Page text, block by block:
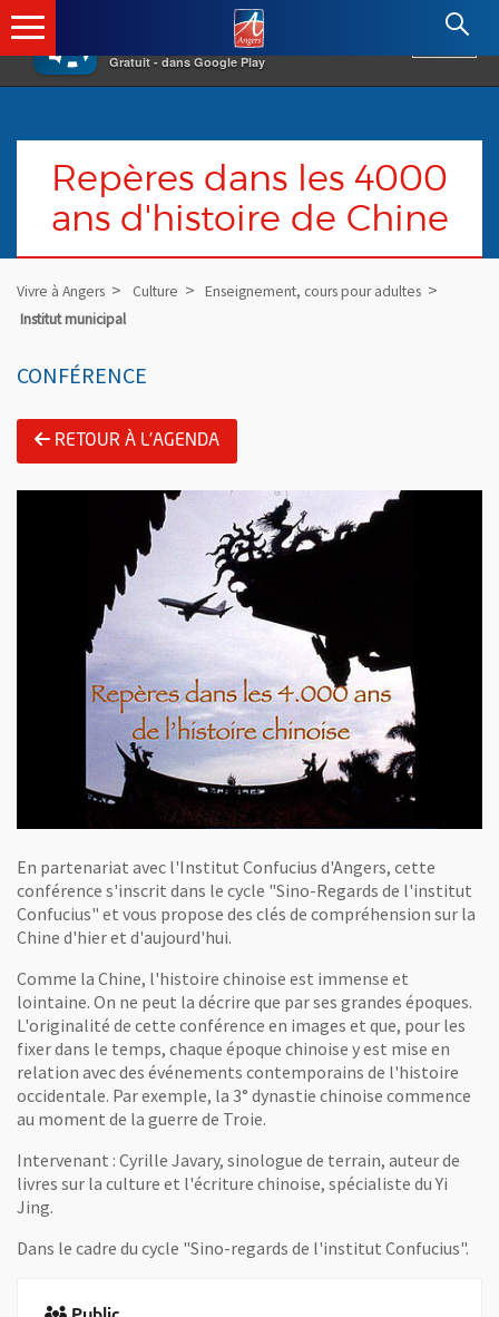
×
Gratuit - dans Google Play
Angers.fr : Retour à l'accueil
Repères dans les 4000
ans d'histoire de Chine
Vivre à Angers Culture
Enseignement, cours pour adultes
Institut municipal
CONFÉRENCE
RETOUR À L'AGENDA
En partenariat avec l'Institut Confucius d'Angers, cette
conférence s'inscrit dans le cycle "Sino-Regards de l'institut
Confucius" et vous propose des clés de compréhension sur la
Chine d'hier et d'aujourd'hui.
Comme la Chine, l'histoire chinoise est immense et
lointaine. On ne peut la décrire que par ses grandes époques.
L'originalité de cette conférence en images et que, pour les
fixer dans le temps, chaque époque chinoise y est mise en
relation avec des événements contemporains de l'histoire
occidentale. Par exemple, la 3° dynastie chinoise commence
au moment de la guerre de Troie.
Intervenant : Cyrille Javary, sinologue de terrain, auteur de
livres sur la culture et l'écriture chinoise, spécialiste du Yi
Jing.
Dans le cadre du cycle "Sino-regards de l'institut Confucius".